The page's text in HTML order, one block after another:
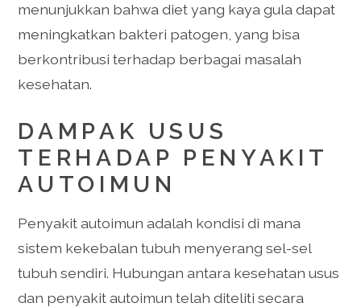
menunjukkan bahwa diet yang kaya gula dapat
meningkatkan bakteri patogen, yang bisa
berkontribusi terhadap berbagai masalah
kesehatan.
DAMPAK USUS
TERHADAP PENYAKIT
AUTOIMUN
Penyakit autoimun adalah kondisi di mana
sistem kekebalan tubuh menyerang sel-sel
tubuh sendiri. Hubungan antara kesehatan usus
dan penyakit autoimun telah diteliti secara